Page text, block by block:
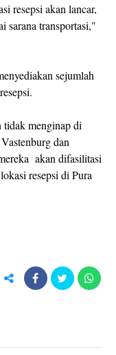
resepsi akan lancar,
sarana transportasi,"
sejumlah
menginap di
dan
akan difasilitasi
resepsi di Pura